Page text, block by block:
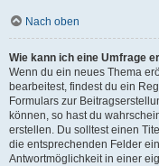
Nach oben
Wie kann ich eine Umfrage
Wenn du ein neues Thema
bearbeitest, findest du ein
Formulars zur
können, so hast du
erstellen. Du solltest einen
die entsprechenden Felder
Antwortmöglichkeit in einer